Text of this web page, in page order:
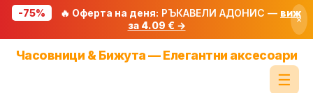
-75% 🔥 Оферта на деня: РЪКАВЕЛИ АДОНИС — виж
за 4.09 € →
×
Часовници & Бижута — Елегантни аксесоари
☰